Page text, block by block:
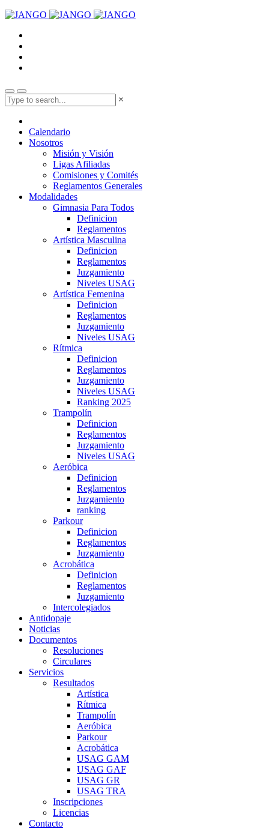
×
Calendario
Nosotros
Misión y Visión
Ligas Afiliadas
Comisiones y Comités
Reglamentos Generales
Modalidades
Gimnasia Para Todos
Definicion
Reglamentos
Artística Masculina
Definicion
Reglamentos
Juzgamiento
Niveles USAG
Artística Femenina
Definicion
Reglamentos
Juzgamiento
Niveles USAG
Rítmica
Definicion
Reglamentos
Juzgamiento
Niveles USAG
Ranking 2025
Trampolín
Definicion
Reglamentos
Juzgamiento
Niveles USAG
Aeróbica
Definicion
Reglamentos
Juzgamiento
ranking
Parkour
Definicion
Reglamentos
Juzgamiento
Acrobática
Definicion
Reglamentos
Juzgamiento
Intercolegiados
Antidopaje
Noticias
Documentos
Resoluciones
Circulares
Servicios
Resultados
Artística
Rítmica
Trampolín
Aeróbica
Parkour
Acrobática
USAG GAM
USAG GAF
USAG GR
USAG TRA
Inscripciones
Licencias
Contacto